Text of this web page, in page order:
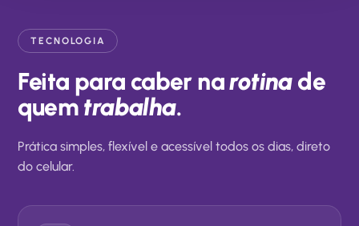
TECNOLOGIA
Feita para caber narotinade
quemtrabalha.
Prática simples, flexível e acessível todos os dias, direto
do celular.